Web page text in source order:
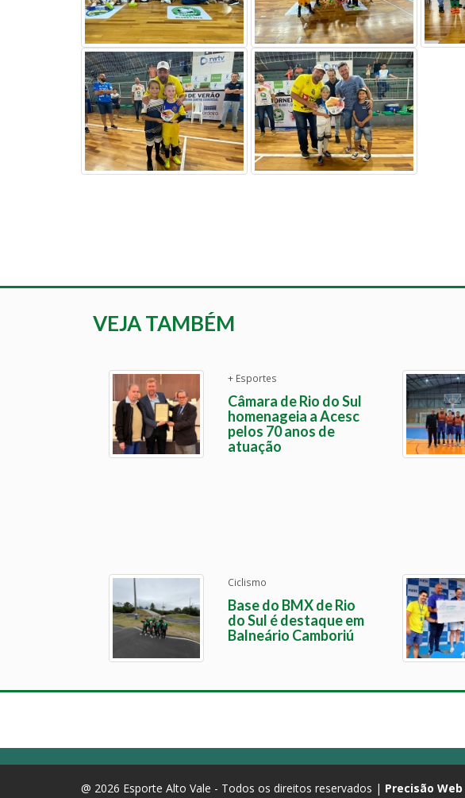
VEJA TAMBÉM
+ Esportes
Câmara de Rio do Sul
homenageia a Acesc
pelos 70 anos de
atuação
Ciclismo
Base do BMX de Rio
do Sul é destaque em
Balneário Camboriú
@ 2026 Esporte Alto Vale - Todos os direitos reservados | Precisão Web